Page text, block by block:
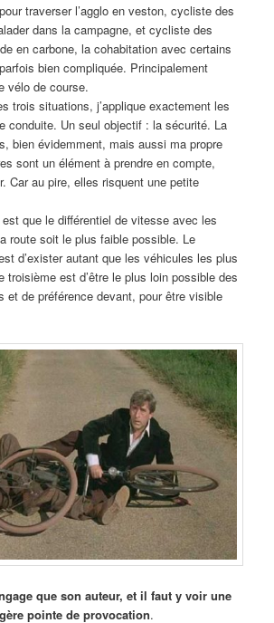
traverser l’agglo en veston, cycliste des
dans la campagne, et cycliste des
en carbone, la cohabitation avec certains
bien compliquée. Principalement
vélo de course.
trois situations, j’applique exactement les
conduite. Un seul objectif : la sécurité. La
bien évidemment, mais aussi ma propre
sont un élément à prendre en compte,
Car au pire, elles risquent une petite
que le différentiel de vitesse avec les
route soit le plus faible possible. Le
d’exister autant que les véhicules les plus
troisième est d’être le plus loin possible des
et de préférence devant, pour être visible
que son auteur, et il faut y voir une
pointe de provocation.